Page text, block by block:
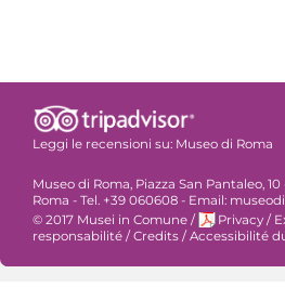
Leggi le recensioni su: Museo di Roma
Museo di Roma, Piazza San Pantaleo,
Roma - Tel. +39 060608 - Email:
© 2017 Musei in Comune / Privacy /
responsabilité / Credits / Accessibilité